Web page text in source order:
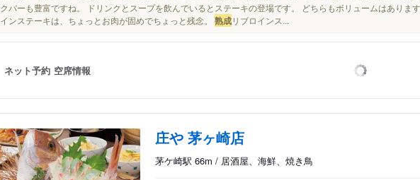
クバーも豊富ですね。 ドリンクとスープを飲んでいるとステーキの登場です。 どちらもボリュームはありま
インステーキは、ちょっとお肉が固めでちょっと残念。 熟成リブロインス...
ネット予約 空席情報
庄や 茅ヶ崎店
茅ケ崎駅 66m / 居酒屋、海鮮、焼き鳥